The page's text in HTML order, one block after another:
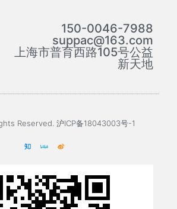
150-0046-7988
suppac@163.com
上海市普育西路105号公益
新天地
Reserved. 沪ICP备18043003号-1